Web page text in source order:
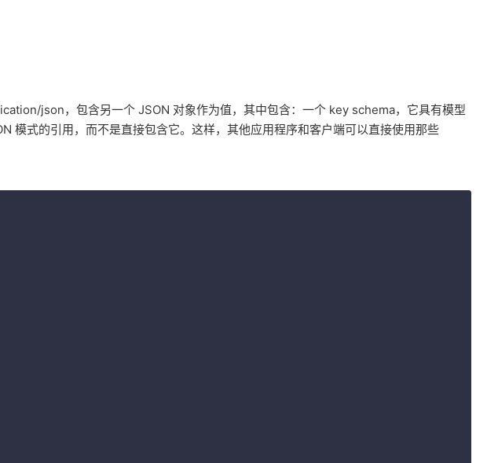
json，包含另一个 JSON 对象作为值，其中包含：一个 key schema，它具有模型
模式的引用，而不是直接包含它。这样，其他应用程序和客户端可以直接使用那些